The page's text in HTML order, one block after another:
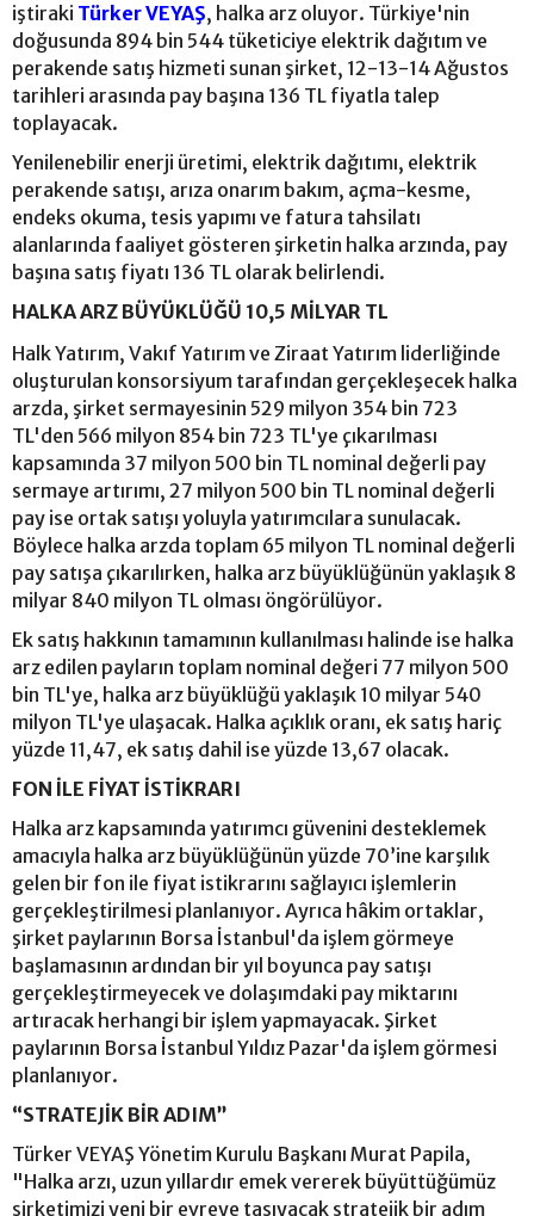
iştiraki Türker VEYAŞ, halka arz oluyor. Türkiye'nin
doğusunda 894 bin 544 tüketiciye elektrik dağıtım ve
perakende satış hizmeti sunan şirket, 12-13-14 Ağustos
tarihleri arasında pay başına 136 TL fiyatla talep
toplayacak.
Yenilenebilir enerji üretimi, elektrik dağıtımı, elektrik
perakende satışı, arıza onarım bakım, açma-kesme,
endeks okuma, tesis yapımı ve fatura tahsilatı
alanlarında faaliyet gösteren şirketin halka arzında, pay
başına satış fiyatı 136 TL olarak belirlendi.
HALKA ARZ BÜYÜKLÜĞÜ 10,5 MİLYAR TL
Halk Yatırım, Vakıf Yatırım ve Ziraat Yatırım liderliğinde
oluşturulan konsorsiyum tarafından gerçekleşecek halka
arzda, şirket sermayesinin 529 milyon 354 bin 723
TL'den 566 milyon 854 bin 723 TL'ye çıkarılması
kapsamında 37 milyon 500 bin TL nominal değerli pay
sermaye artırımı, 27 milyon 500 bin TL nominal değerli
pay ise ortak satışı yoluyla yatırımcılara sunulacak.
Böylece halka arzda toplam 65 milyon TL nominal değerli
pay satışa çıkarılırken, halka arz büyüklüğünün yaklaşık 8
milyar 840 milyon TL olması öngörülüyor.
Ek satış hakkının tamamının kullanılması halinde ise halka
arz edilen payların toplam nominal değeri 77 milyon 500
bin TL'ye, halka arz büyüklüğü yaklaşık 10 milyar 540
milyon TL'ye ulaşacak. Halka açıklık oranı, ek satış hariç
yüzde 11,47, ek satış dahil ise yüzde 13,67 olacak.
FON İLE FİYAT İSTİKRARI
Halka arz kapsamında yatırımcı güvenini desteklemek
amacıyla halka arz büyüklüğünün yüzde 70’ine karşılık
gelen bir fon ile fiyat istikrarını sağlayıcı işlemlerin
gerçekleştirilmesi planlanıyor. Ayrıca hâkim ortaklar,
şirket paylarının Borsa İstanbul'da işlem görmeye
başlamasının ardından bir yıl boyunca pay satışı
gerçekleştirmeyecek ve dolaşımdaki pay miktarını
artıracak herhangi bir işlem yapmayacak. Şirket
paylarının Borsa İstanbul Yıldız Pazar'da işlem görmesi
planlanıyor.
“STRATEJİK BİR ADIM”
Türker VEYAŞ Yönetim Kurulu Başkanı Murat Papila,
"Halka arzı, uzun yıllardır emek vererek büyüttüğümüz
şirketimizi yeni bir evreye taşıyacak stratejik bir adım